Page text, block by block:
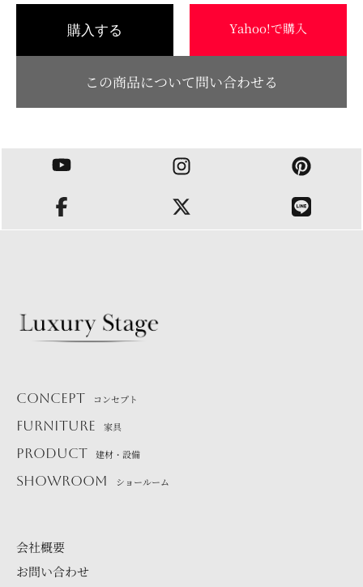
購入する Yahoo!で購入
この商品について問い合わせる
CONCEPT コンセプト
FURNITURE 家具
PRODUCT 建材・設備
SHOWROOM ショールーム
会社概要
お問い合わせ